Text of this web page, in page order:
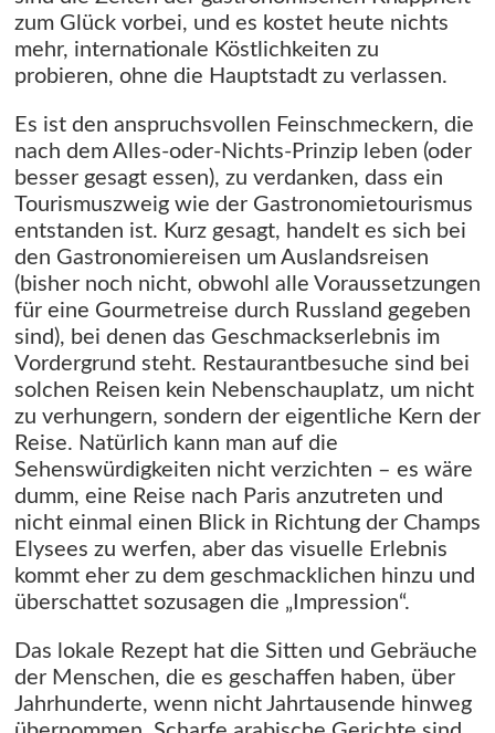
zum Glück vorbei, und es kostet heute nichts
mehr, internationale Köstlichkeiten zu
probieren, ohne die Hauptstadt zu verlassen.
Es ist den anspruchsvollen Feinschmeckern, die
nach dem Alles-oder-Nichts-Prinzip leben (oder
besser gesagt essen), zu verdanken, dass ein
Tourismuszweig wie der Gastronomietourismus
entstanden ist. Kurz gesagt, handelt es sich bei
den Gastronomiereisen um Auslandsreisen
(bisher noch nicht, obwohl alle Voraussetzungen
für eine Gourmetreise durch Russland gegeben
sind), bei denen das Geschmackserlebnis im
Vordergrund steht. Restaurantbesuche sind bei
solchen Reisen kein Nebenschauplatz, um nicht
zu verhungern, sondern der eigentliche Kern der
Reise. Natürlich kann man auf die
Sehenswürdigkeiten nicht verzichten – es wäre
dumm, eine Reise nach Paris anzutreten und
nicht einmal einen Blick in Richtung der Champs
Elysees zu werfen, aber das visuelle Erlebnis
kommt eher zu dem geschmacklichen hinzu und
überschattet sozusagen die „Impression“.
Das lokale Rezept hat die Sitten und Gebräuche
der Menschen, die es geschaffen haben, über
Jahrhunderte, wenn nicht Jahrtausende hinweg